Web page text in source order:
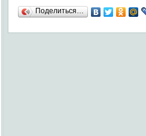
Поделиться…